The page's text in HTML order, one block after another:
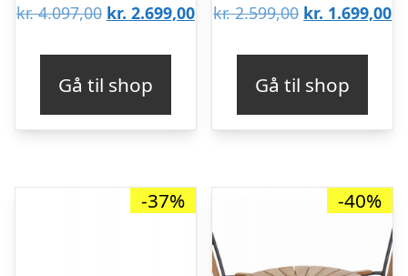
kr.4.097,00 Den
var:
kr. 4.097,00.
kr. 2.699,00Den
kr. 2.699,00.
Gå til shop
kr.2.599,00 Den
var:
kr. 2.599,00.
kr. 1.699,00
Gå til shop
-37% -40%